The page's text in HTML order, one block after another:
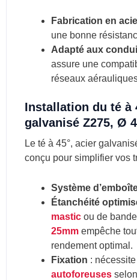
Fabrication en
une bonne
Adapté aux
assure une
réseaux
Installation du té à
galvanisé Z275, Ø
Le té à 45°, acier
conçu pour simplifier vos
Système
Étanchéité
masticou de
25mmempêche
rendement optimal.
Fixation :
autoforeuses